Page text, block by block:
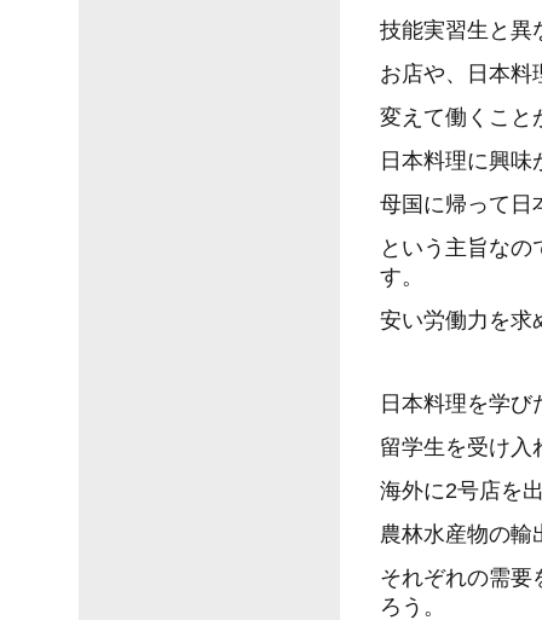
技能実習生と異
お店や、日本料
変えて働くこと
日本料理に興
母国に帰って日
という主旨な
す。
安い労働力を求
日本料理を学び
留学生を受け入
海外に2号店を
農林水産物の輸
それぞれの需要
ろう。